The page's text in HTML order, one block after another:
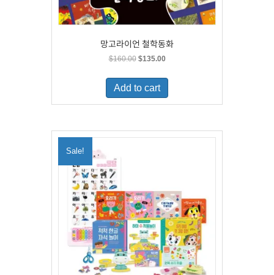
망고라이언 철학동화
$160.00 Original
was:
$160.00.
$135.00Current
is:
Add to cart
Sale!